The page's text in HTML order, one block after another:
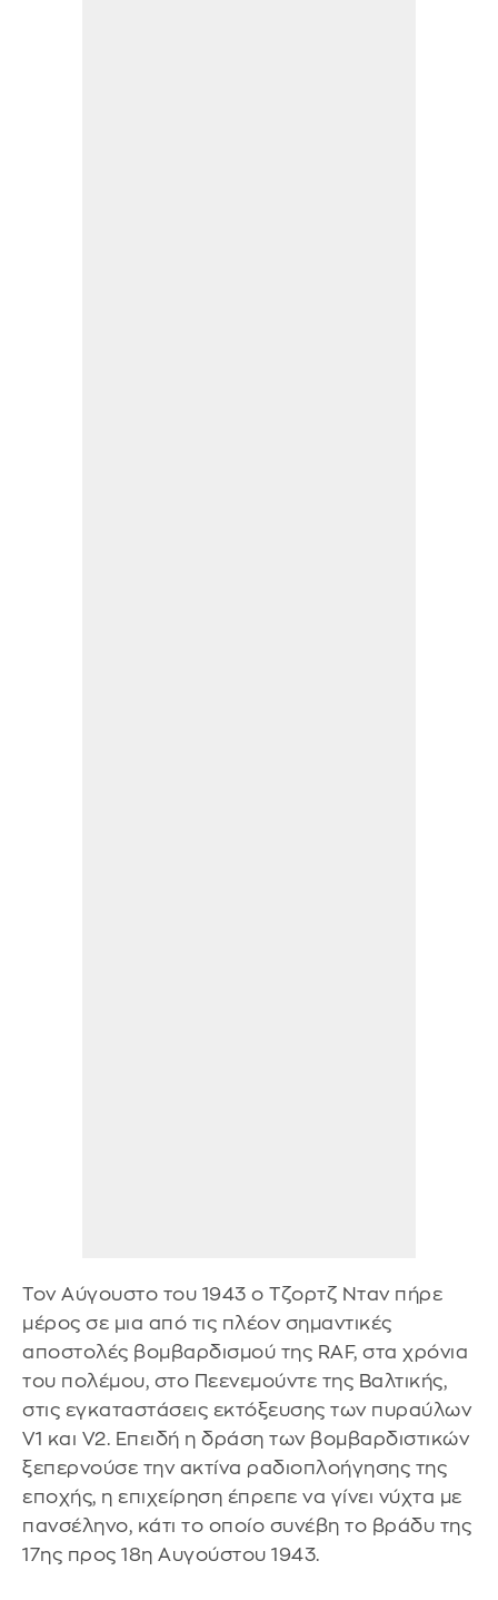
Τον Αύγουστο του 1943 ο Τζορτζ Νταν πήρε
μέρος σε μια από τις πλέον σημαντικές
αποστολές βομβαρδισμού της RAF, στα χρόνια
του πολέμου, στο Πεενεμούντε της Βαλτικής,
στις εγκαταστάσεις εκτόξευσης των πυραύλων
V1 και V2. Επειδή η δράση των βομβαρδιστικών
ξεπερνούσε την ακτίνα ραδιοπλοήγησης της
εποχής, η επιχείρηση έπρεπε να γίνει νύχτα με
πανσέληνο, κάτι το οποίο συνέβη το βράδυ της
17ης προς 18η Αυγούστου 1943.